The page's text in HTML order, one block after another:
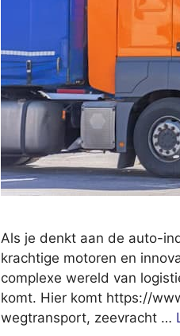
Als je denkt aan de auto-
krachtige motoren en
complexe wereld van
komt. Hier komt https://
wegtransport, zeevracht …